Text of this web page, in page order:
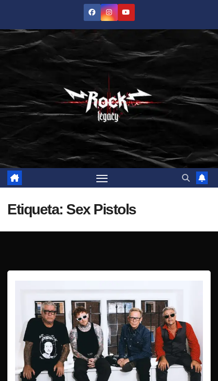
contenido
Etiqueta: Sex Pistols